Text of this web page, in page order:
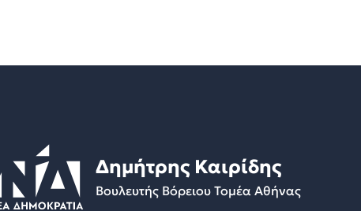
Δημήτρης Καιρίδης
Βουλευτής Βόρειου Τομέα Αθήνας